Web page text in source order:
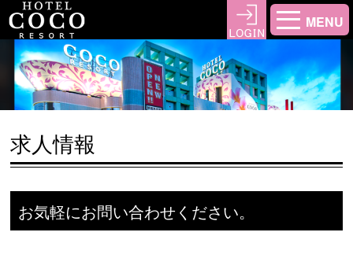
MENU
求人情報
お気軽にお問い合わせください。